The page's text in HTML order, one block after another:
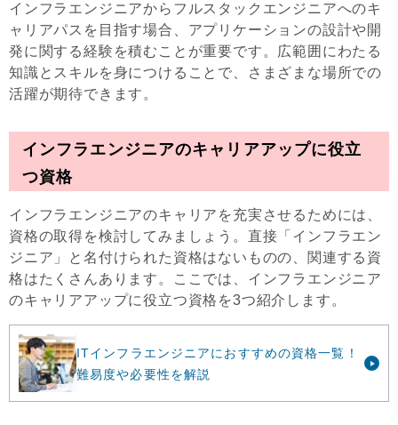
インフラエンジニアからフルスタックエンジニアへのキ
ャリアパスを目指す場合、アプリケーションの設計や開
発に関する経験を積むことが重要です。広範囲にわたる
知識とスキルを身につけることで、さまざまな場所での
活躍が期待できます。
インフラエンジニアのキャリアアップに役立
つ資格
インフラエンジニアのキャリアを充実させるためには、
資格の取得を検討してみましょう。直接「インフラエン
ジニア」と名付けられた資格はないものの、関連する資
格はたくさんあります。ここでは、インフラエンジニア
のキャリアアップに役立つ資格を3つ紹介します。
ITインフラエンジニアにおすすめの資格一覧！
難易度や必要性を解説